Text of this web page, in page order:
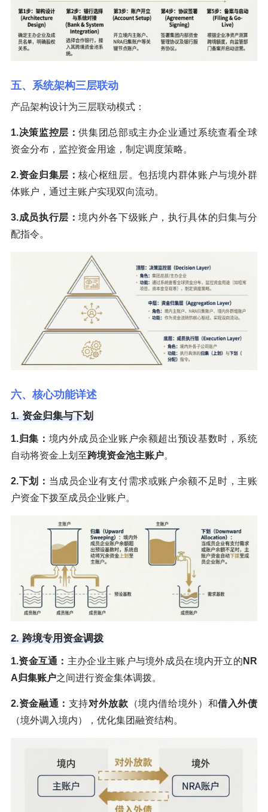
五、系统架构三层联动
产品架构设计为三层联动模式：
1.决策监控层：供集团总部或主办企业通过系统查看全球
资金分布，监控资金用途，制定调度策略。
2.资金归集层：核心枢纽层。包括境内群体账户与境外群
体账户，通过主账户实现双向流动。
3.成员执行层：境内外各下级账户，执行具体的归集与分
配指令。
六、核心功能详述
1. 资金归集与下划
1.归集： 境内外成员企业账户余额超出预设基数时，系统
自动将资金上划至跨境资金池主账户。
2.下划： 当成员企业有支付需求或账户余额不足时，主账
户资金下拨至成员企业账户。
2. 跨境专用资金调拨
1.资金互通： 主办企业主账户与境外成员在境内开立的 NR
A归集账户之间进行资金集体调拨。
2.资金融通： 支持对外放款 （境内借给境外）和借入外债
（境外调入境内），优化集团融资结构。